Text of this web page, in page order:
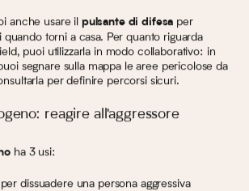
anche usare il pulsante di difesa per
quando torni a casa. Per quanto riguarda
puoi utilizzarla in modo collaborativo: in
segnare sulla mappa le aree pericolose da
per definire percorsi sicuri.
reagire all'aggressore
ha 3 usi:
dissuadere una persona aggressiva